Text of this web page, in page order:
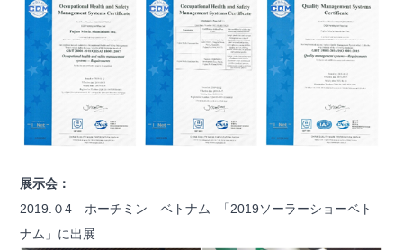
展示会：
2019.０4 ホーチミン ベトナム 「2019ソーラーショーベト
ナム 」に出展